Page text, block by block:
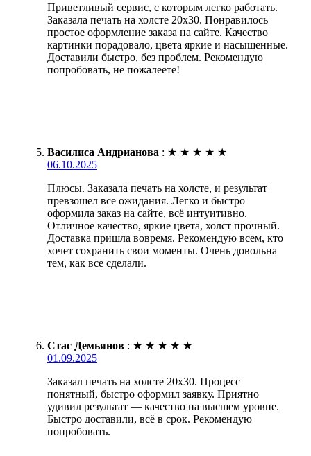
Приветливый сервис, с которым легко работать.
Заказала печать на холсте 20х30. Понравилось
простое оформление заказа на сайте. Качество
картинки порадовало, цвета яркие и насыщенные.
Доставили быстро, без проблем. Рекомендую
попробовать, не пожалеете!
Василиса Андрианова : ★ ★ ★ ★ ★
06.10.2025
Плюсы. Заказала печать на холсте, и результат
превзошел все ожидания. Легко и быстро
оформила заказ на сайте, всё интуитивно.
Отличное качество, яркие цвета, холст прочный.
Доставка пришла вовремя. Рекомендую всем, кто
хочет сохранить свои моменты. Очень довольна
тем, как все сделали.
Стас Демьянов : ★ ★ ★ ★ ★
01.09.2025
Заказал печать на холсте 20х30. Процесс
понятный, быстро оформил заявку. Приятно
удивил результат — качество на высшем уровне.
Быстро доставили, всё в срок. Рекомендую
попробовать.